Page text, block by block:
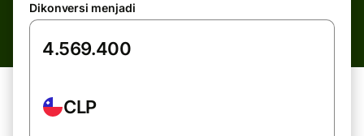
Dikonversi menjadi
CLP